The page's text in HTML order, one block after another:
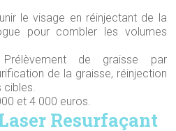
le visage en réinjectant de la
pour combler les volumes
de graisse par
de la graisse, réinjection
et 4 000 euros.
Resurfaçant